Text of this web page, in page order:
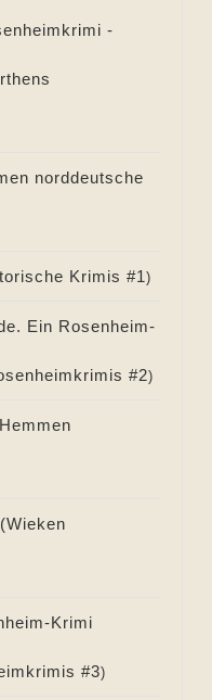
-
norddeutsche
Krimis #1)
Ein Rosenheim-
#2)
Wieken
Krimi
#3)